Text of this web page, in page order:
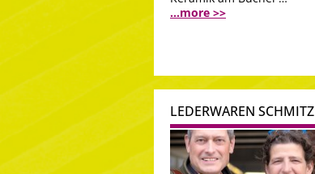
...more >>
LEDERWAREN SCHMITZ